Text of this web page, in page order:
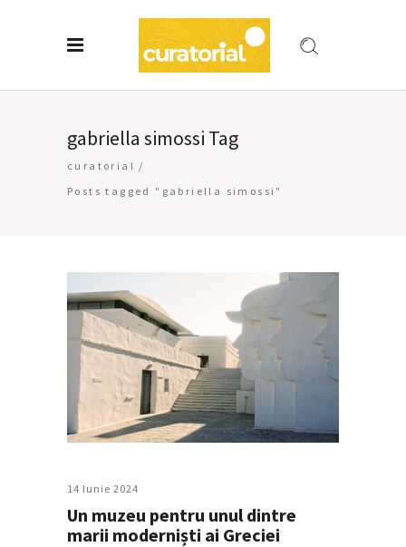
gabriella simossi Tag
curatorial /
Posts tagged "gabriella simossi"
14 Iunie 2024
Un muzeu pentru unul dintre
marii moderniști ai Greciei